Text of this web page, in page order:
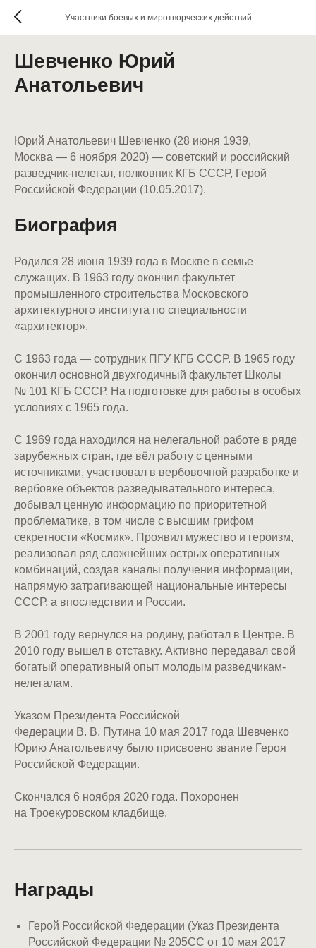
Участники боевых и миротворческих действий
Шевченко Юрий
Анатольевич
Юрий Анатольевич Шевченко (28 июня 1939,
Москва — 6 ноября 2020) — советский и российский
разведчик-нелегал, полковник КГБ СССР, Герой
Российской Федерации (10.05.2017).
Биография
Родился 28 июня 1939 года в Москве в семье
служащих. В 1963 году окончил факультет
промышленного строительства Московского
архитектурного института по специальности
«архитектор».
С 1963 года — сотрудник ПГУ КГБ СССР. В 1965 году
окончил основной двухгодичный факультет Школы
№ 101 КГБ СССР. На подготовке для работы в особых
условиях с 1965 года.
С 1969 года находился на нелегальной работе в ряде
зарубежных стран, где вёл работу с ценными
источниками, участвовал в вербовочной разработке и
вербовке объектов разведывательного интереса,
добывал ценную информацию по приоритетной
проблематике, в том числе с высшим грифом
секретности «Космик». Проявил мужество и героизм,
реализовал ряд сложнейших острых оперативных
комбинаций, создав каналы получения информации,
напрямую затрагивающей национальные интересы
СССР, а впоследствии и России.
В 2001 году вернулся на родину, работал в Центре. В
2010 году вышел в отставку. Активно передавал свой
богатый оперативный опыт молодым разведчикам-
нелегалам.
Указом Президента Российской
Федерации В. В. Путина 10 мая 2017 года Шевченко
Юрию Анатольевичу было присвоено звание Героя
Российской Федерации.
Скончался 6 ноября 2020 года. Похоронен
на Троекуровском кладбище.
Награды
Герой Российской Федерации (Указ Президента
Российской Федерации № 205СС от 10 мая 2017